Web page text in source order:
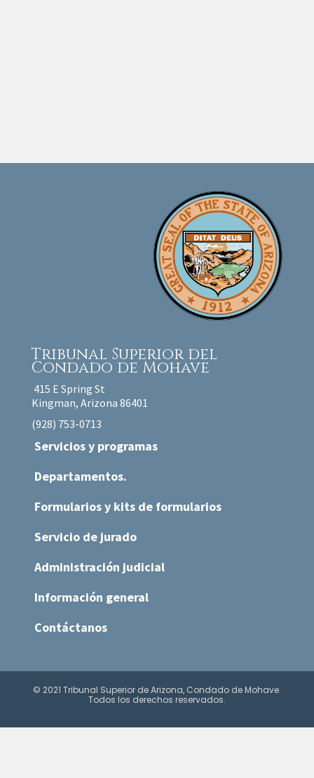
Tribunal Superior del
Condado de Mohave
415 E Spring St
Kingman, Arizona 86401
(928) 753-0713
Servicios y programas
Departamentos.
Formularios y kits de formularios
Servicio de jurado
Administración judicial
Información general
Contáctanos
© 2021 Tribunal Superior de Arizona, Condado de Mohave.
Todos los derechos reservados.